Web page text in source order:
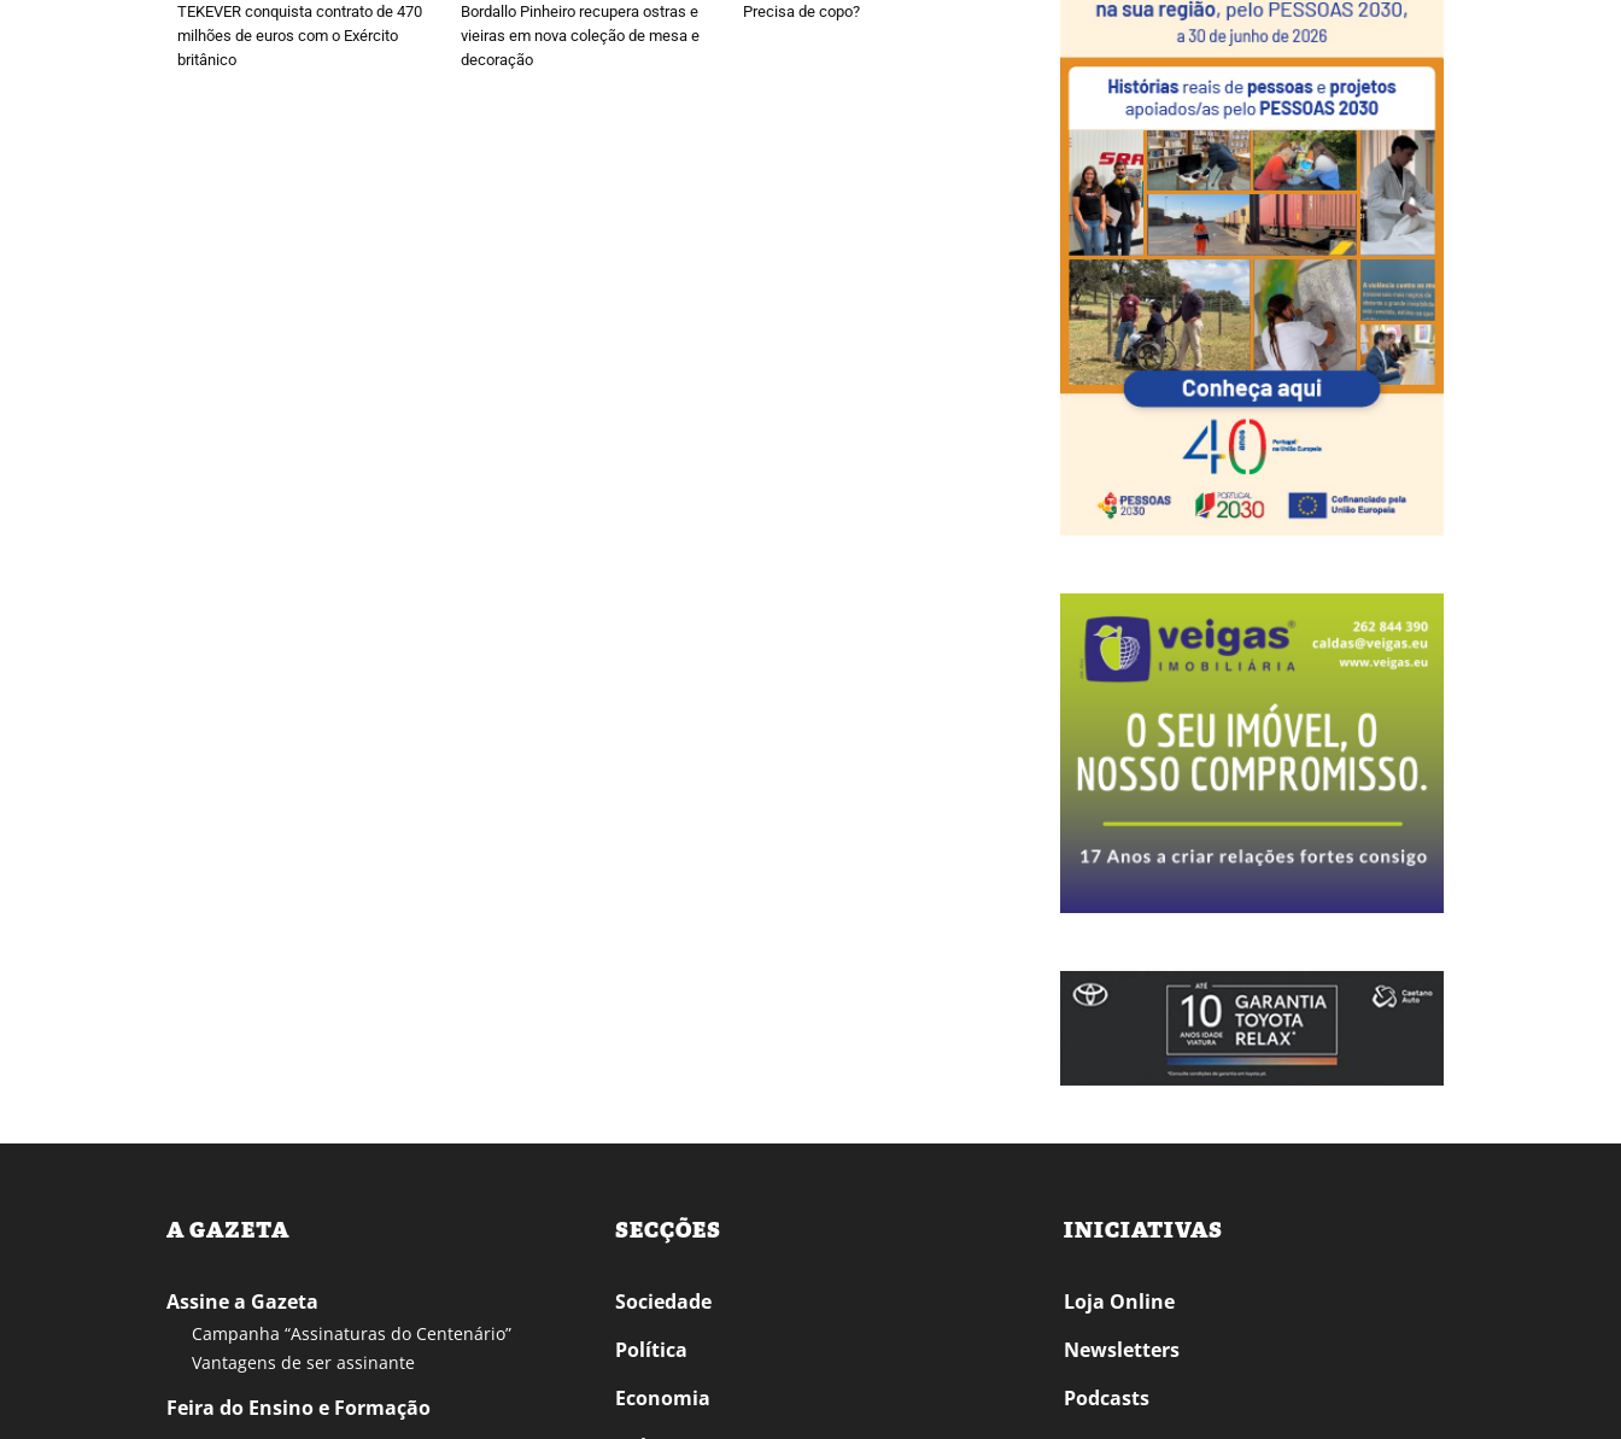
TEKEVER conquista contrato de 470
milhões de euros com o Exército
britânico
Bordallo Pinheiro recupera ostras e
vieiras em nova coleção de mesa e
decoração
Precisa de copo?
A GAZETA
Assine a Gazeta
Campanha “Assinaturas do Centenário”
Vantagens de ser assinante
Feira do Ensino e Formação
SECÇÕES
Sociedade
Política
Economia
INICIATIVAS
Loja Online
Newsletters
Podcasts